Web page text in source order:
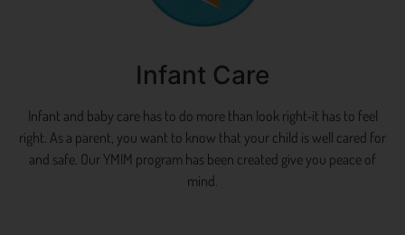
Infant Care
Infant and baby care has to do more than look right-it has to feel
right. As a parent, you want to know that your child is well cared for
and safe. Our YMIM program has been created give you peace of
mind.